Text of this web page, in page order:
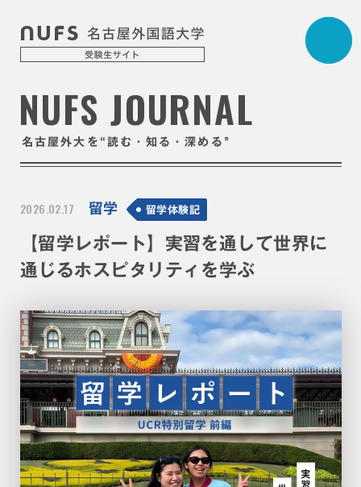
名古屋外大を “ 読む・知る・深める ”
NUFS JOURNAL
2026.02.17 留学 留学体験記
【留学レポート】実習を通して世界に
通じるホスピタリティを学ぶ